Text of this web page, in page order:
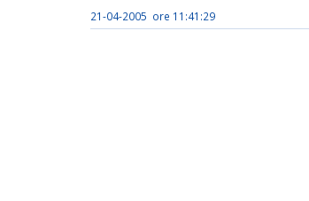
21-04-2005 ore 11:41:29